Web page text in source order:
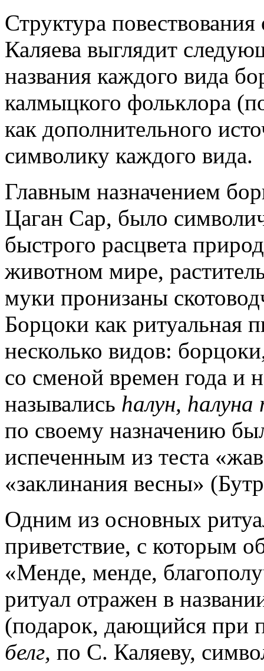
Структура
Каляева выглядит
названия каждого вида
калмыцкого фольклора
как дополнительного
символику каждого вида.
Главным назначением
Цаган Сар, бы­ло
быстрого расцвета
животном мире,
муки пронизаны
Борцоки как ритуальная
несколько видов:
со сменой времен года и
назывались һалун,
по своему назначению
испеченным из теста
«заклинания весны»
Одним из основных
приветствие, с которым
«Менде, менде,
ритуал отражен в
(подарок, дающийся при
белг, по С. Каляеву,